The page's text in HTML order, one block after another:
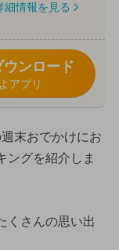
細情報を見る
ンロード
アプリ
末おでかけにお
ングを紹介しま
くさんの思い出